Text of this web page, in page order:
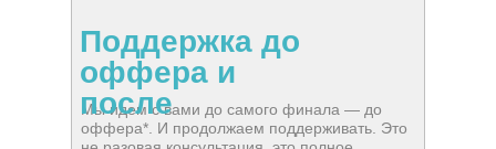
Мы идем с вами до самого финала — до
оффера*. И продолжаем поддерживать. Это
Поддержка до
оффера и
после